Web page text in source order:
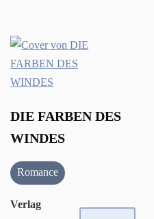
DIE FARBEN DES
WINDES
Romance
Verlag